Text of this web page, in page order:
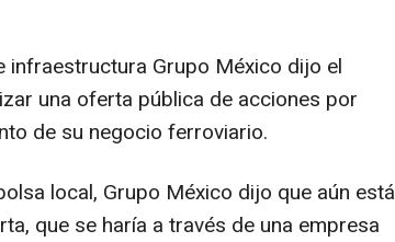
infraestructura Grupo México dijo el
una oferta pública de acciones por
de su negocio ferroviario.
local, Grupo México dijo que aún está
que se haría a través de una empresa